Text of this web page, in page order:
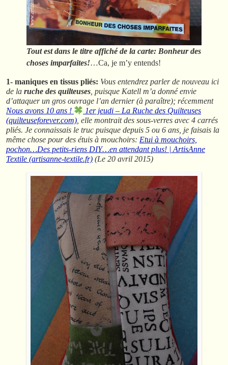
Tout est dans le titre affiché de la carte: Bonheur des
choses imparfaites!…Ca, je m’y entends!
1- maniques en tissus pliés: Vous entendrez parler de nouveau ici
de la ruche des quilteuses , puisque Katell m’a donné envie
d’attaquer un gros ouvrage l’an dernier (à paraître); récemment
Nous avons 10 ans !
1er jeudi – La Ruche des Quilteuses
(quilteuseforever.com) , elle montrait des sous-verres avec 4 carrés
pliés. Je connaissais le truc puisque depuis 5 ou 6 ans, je faisais la
même chose pour des étuis à mouchoirs: Etui à mouchoirs,
pochon…Des petits-riens DIY…en attendant plus! | ArtisAnne
Textile (artisanne-textile.fr) (Le 20 avril 2015)